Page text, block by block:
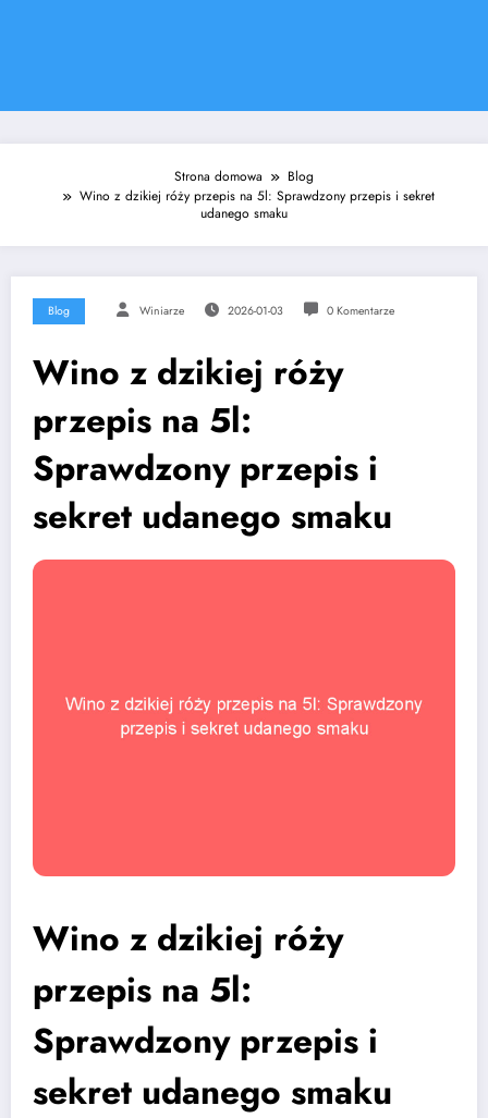
Strona domowa
Blog
Wino z dzikiej róży przepis na 5l: Sprawdzony przepis i sekret
udanego smaku
Blog Winiarze 2026-01-03 0 Komentarze
Wino z dzikiej róży
przepis na 5l:
Sprawdzony przepis i
sekret udanego smaku
Wino z dzikiej róży
przepis na 5l:
Sprawdzony przepis i
sekret udanego smaku